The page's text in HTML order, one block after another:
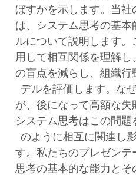
ぼすかを示します。当
は、システム思考の基
ルについて説明します
用して相互関係を理解
の盲点を減らし、組織
デルを評価します。な
が、後になって高額な失
システム思考はこの問
のように相互に関連し
す。私たちのプレゼン
思考の基本的な能力と